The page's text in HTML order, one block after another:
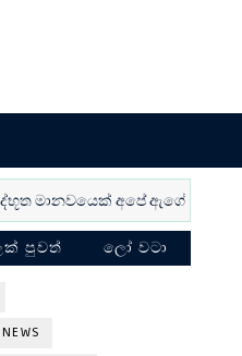
අපේ ඇගේ හැංගිලා
පුවත් ලෝ වටා